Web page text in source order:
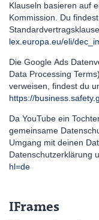
Klauseln basieren auf
Kommission. Du
lex.europa.eu/eli/
Die Google Ads
Data Processing
verweisen, findest du
https://
Da YouTube ein
gemeinsame
Umgang mit deinen
Datenschutzerklärung
hl=de
IFrames